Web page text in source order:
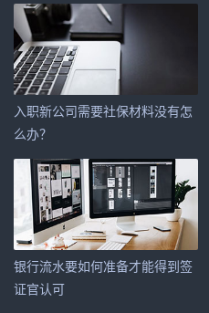
入职新公司需要社保材料没有怎
么办？
银行流水要如何准备才能得到签
证官认可